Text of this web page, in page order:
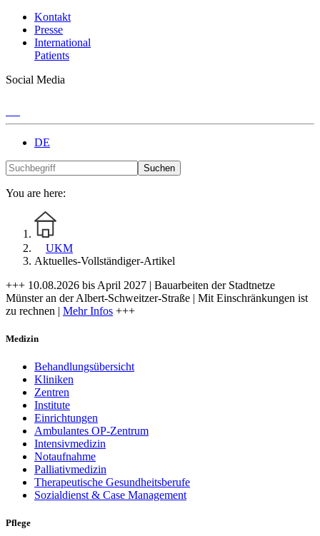
Kontakt
Presse
International
Patients
Social Media
DE
Suchen
You are here:
UKM
Aktuelles-Vollständiger-Artikel
+++ 10.08.2026 bis April 2027 | Bauarbeiten der Stadtnetze
Münster an der Albert-Schweitzer-Straße | Mit Einschränkungen ist
zu rechnen | Mehr Infos +++
Medizin
Behandlungsübersicht
Kliniken
Zentren
Institute
Einrichtungen
Ambulantes OP-Zentrum
Intensivmedizin
Notaufnahme
Palliativmedizin
Therapeutische Gesundheitsberufe
Sozialdienst & Case Management
Pflege